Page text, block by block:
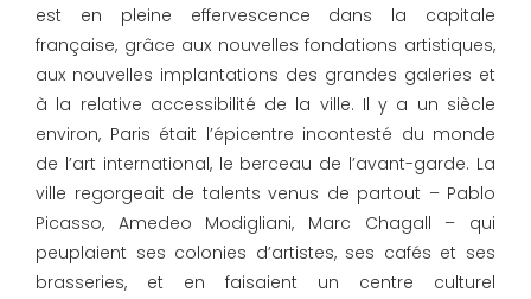
est en pleine effervescence dans la capitale
française, grâce aux nouvelles fondations artistiques,
aux nouvelles implantations des grandes galeries et
à la relative accessibilité de la ville. Il y a un siècle
environ, Paris était l’épicentre incontesté du monde
de l’art international, le berceau de l’avant-garde. La
ville regorgeait de talents venus de partout – Pablo
Picasso, Amedeo Modigliani, Marc Chagall – qui
peuplaient ses colonies d’artistes, ses cafés et ses
brasseries, et en faisaient un centre culturel